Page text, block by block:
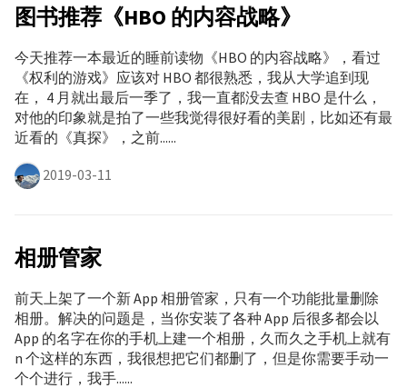
图书推荐《HBO 的内容战略》
今天推荐一本最近的睡前读物《HBO 的内容战略》，看过
《权利的游戏》应该对 HBO 都很熟悉，我从大学追到现
在， 4 月就出最后一季了，我一直都没去查 HBO 是什么，
对他的印象就是拍了一些我觉得很好看的美剧，比如还有最
近看的《真探》，之前......
2019-03-11
相册管家
前天上架了一个新 App 相册管家，只有一个功能批量删除
相册。解决的问题是，当你安装了各种 App 后很多都会以
App 的名字在你的手机上建一个相册，久而久之手机上就有
n 个这样的东西，我很想把它们都删了，但是你需要手动一
个个进行，我手......